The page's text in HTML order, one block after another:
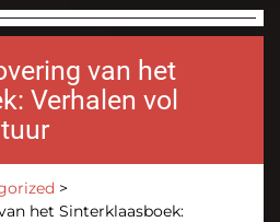
van het
Verhalen vol
>
het Sinterklaasboek: